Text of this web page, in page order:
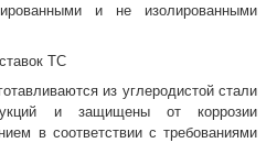
и не изолированными
ТС
из углеродистой стали
и защищены от коррозии
в соответствии с требованиями